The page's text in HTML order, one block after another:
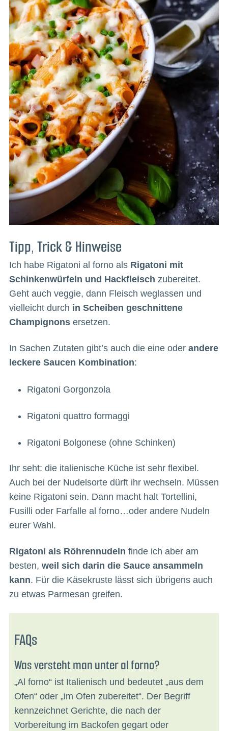
Tipp, Trick & Hinweise
Ich habe Rigatoni al forno als Rigatoni mit
Schinkenwürfeln und Hackfleisch zubereitet.
Geht auch veggie, dann Fleisch weglassen und
vielleicht durch in Scheiben geschnittene
Champignonsersetzen.
In Sachen Zutaten gibt’s auch die eine oder andere
leckere Saucen Kombination:
Rigatoni Gorgonzola
Rigatoni quattro formaggi
Rigatoni Bolgonese (ohne Schinken)
Ihr seht: die italienische Küche ist sehr flexibel.
Auch bei der Nudelsorte dürft ihr wechseln. Müssen
keine Rigatoni sein. Dann macht halt Tortellini,
Fusilli oder Farfalle al forno…oder andere Nudeln
eurer Wahl.
Rigatoni als Röhrennudeln finde ich aber am
besten, weil sich darin die Sauce ansammeln
kann. Für die Käsekruste lässt sich übrigens auch
zu etwas Parmesan greifen.
FAQs
Was versteht man unter al forno?
„Al forno“ ist Italienisch und bedeutet „aus dem
Ofen“ oder „im Ofen zubereitet“. Der Begriff
kennzeichnet Gerichte, die nach der
Vorbereitung im Backofen gegart oder